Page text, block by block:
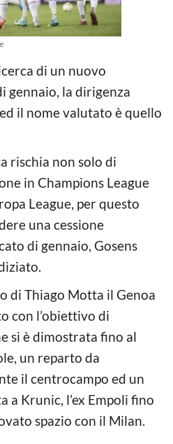
di un nuovo
gennaio, la dirigenza
il nome valutato è quello
rischia non solo di
in Champions League
League, per questo
una cessione
di gennaio, Gosens
di Thiago Motta il Genoa
con l’obiettivo di
si è dimostrata fino al
un reparto da
il centrocampo ed un
a Krunic, l’ex Empoli fino
spazio con il Milan.